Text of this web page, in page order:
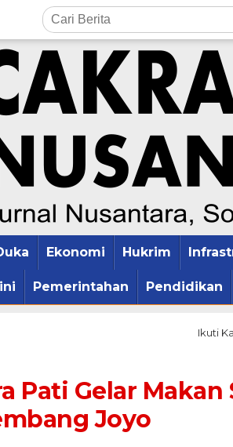
Ekonomi Hukrim
Pemerintahan Pendidikan
Ikuti
Pati Gelar Makan
Joyo